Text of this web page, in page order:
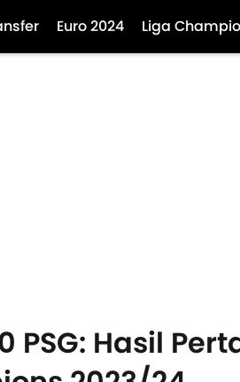
Euro 2024 Liga
PSG: Hasil